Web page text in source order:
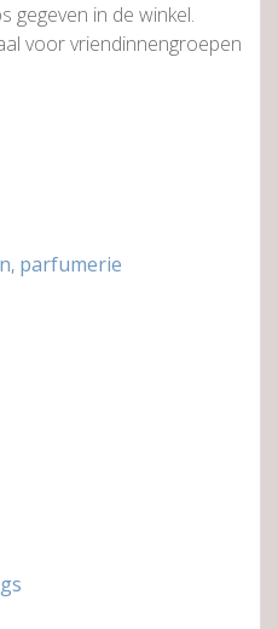
gegeven in de winkel.
voor vriendinnengroepen
, parfumerie